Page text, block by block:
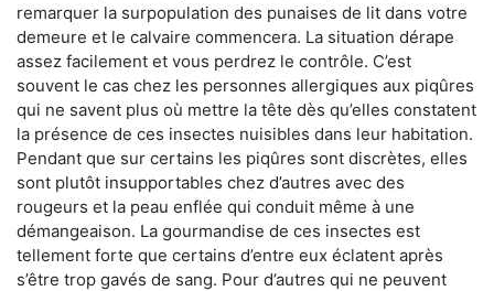
remarquer la surpopulation des punaises de lit dans votre
demeure et le calvaire commencera. La situation dérape
assez facilement et vous perdrez le contrôle. C’est
souvent le cas chez les personnes allergiques aux piqûres
qui ne savent plus où mettre la tête dès qu’elles constatent
la présence de ces insectes nuisibles dans leur habitation.
Pendant que sur certains les piqûres sont discrètes, elles
sont plutôt insupportables chez d’autres avec des
rougeurs et la peau enflée qui conduit même à une
démangeaison. La gourmandise de ces insectes est
tellement forte que certains d’entre eux éclatent après
s’être trop gavés de sang. Pour d’autres qui ne peuvent